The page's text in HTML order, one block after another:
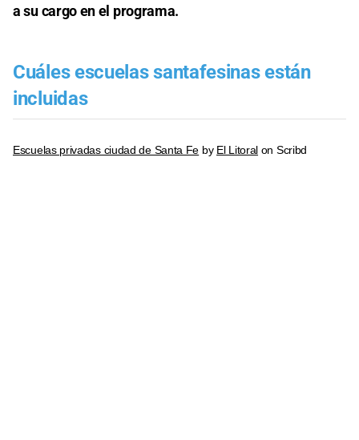
a su cargo en el programa.
Cuáles escuelas santafesinas están
incluidas
Escuelas privadas ciudad de Santa Fe by El Litoral on Scribd